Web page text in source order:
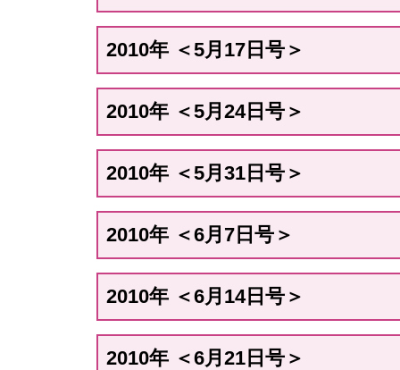
2010年 ＜5月17日号＞
2010年 ＜5月24日号＞
2010年 ＜5月31日号＞
2010年 ＜6月7日号＞
2010年 ＜6月14日号＞
2010年 ＜6月21日号＞